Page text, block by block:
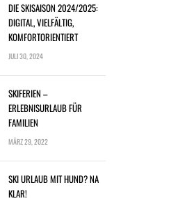
DIE SKISAISON 2024/2025:
DIGITAL, VIELFÄLTIG,
KOMFORTORIENTIERT
JULI 30, 2024
SKIFERIEN –
ERLEBNISURLAUB FÜR
FAMILIEN
MÄRZ 29, 2022
SKI URLAUB MIT HUND? NA
KLAR!